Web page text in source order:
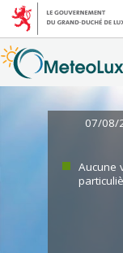
07/08/
Aucune